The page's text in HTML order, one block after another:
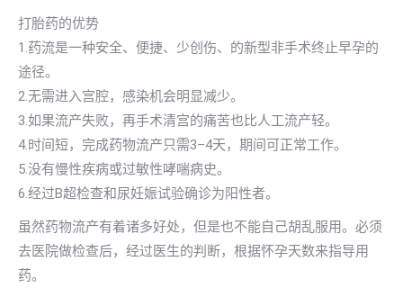
打胎药的优势
1.药流是一种安全、便捷、少创伤、的新型非手术终止早孕的
途径。
2.无需进入宫腔，感染机会明显减少。
3.如果流产失败，再手术清宫的痛苦也比人工流产轻。
4.时间短，完成药物流产只需3–4天，期间可正常工作。
5.没有慢性疾病或过敏性哮喘病史。
6.经过B超检查和尿妊娠试验确诊为阳性者。
虽然药物流产有着诸多好处，但是也不能自己胡乱服用。必须
去医院做检查后，经过医生的判断，根据怀孕天数来指导用
药。